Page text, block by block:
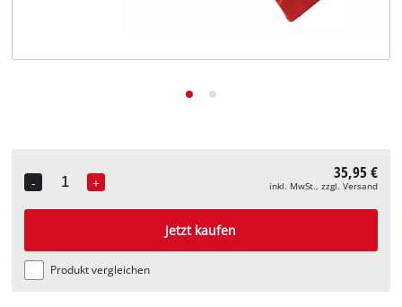
-
Quantity
+ 35,95 €
inkl. MwSt., zzgl. Versand
Jetzt kaufen
Produkt vergleichen